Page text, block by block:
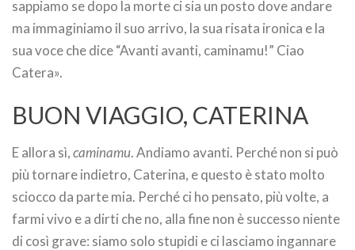
sappiamo se dopo la morte ci sia un posto dove andare
ma immaginiamo il suo arrivo, la sua risata ironica e la
sua voce che dice “Avanti avanti, caminamu!” Ciao
Catera».
BUON VIAGGIO, CATERINA
E allora sì,caminamu. Andiamo avanti. Perché non si può
più tornare indietro, Caterina, e questo è stato molto
sciocco da parte mia. Perché ci ho pensato, più volte, a
farmi vivo e a dirti che no, alla fine non è successo niente
di così grave: siamo solo stupidi e ci lasciamo ingannare